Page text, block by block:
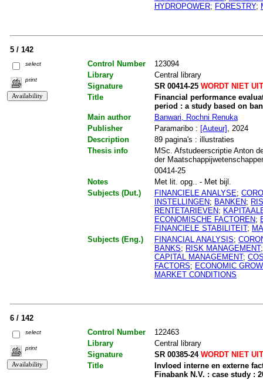
HYDROPOWER; FORESTRY;
5 / 142
select
print
Control Number
123094
Library
Central library
Signature
SR 00414-25WORDT NIET
Title
Financial performance
period : a study based on
Main author
Banwari, Rochni Renuka
Publisher
Paramaribo : [Auteur]
, 2024
Description
89 pagina's : illustraties
Thesis info
MSc. Afstudeerscriptie Anton
der
00414-25
Notes
Met lit. opg.. - Met bijl.
Subjects (Dut.)
FINANCIELE ANALYSE;
INSTELLINGEN; BANKEN;
RENTETARIEVEN;
ECONOMISCHE FACTOREN;
FINANCIELE STABILITEIT;
Subjects (Eng.)
FINANCIAL ANALYSIS;
BANKS; RISK MANAGEMENT
CAPITAL MANAGEMENT;
FACTORS; ECONOMIC
MARKET CONDITIONS
6 / 142
select
print
Control Number
122463
Library
Central library
Signature
SR 00385-24WORDT NIET
Title
Invloed interne en externe
Finabank N.V. : case study :